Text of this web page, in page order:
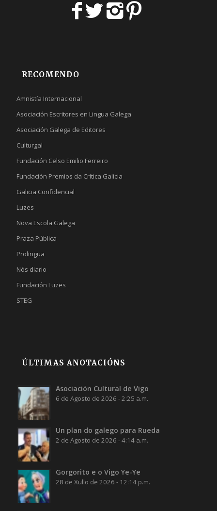
RECOMENDO
Amnistía Internacional
Asociación Escritores en Lingua Galega
Asociación Galega de Editores
Culturgal
Fundación Celso Emilio Ferreiro
Fundación Premios da Crítica Galicia
Galicia Confidencial
Luzes
Nova Escola Galega
Praza Pública
Prolingua
Nós diario
Fundación Luzes
STEG
ÚLTIMAS ANOTACIÓNS
Asociación Cultural de Vigo
6 de Agosto de 2026 - 2:25 a.m.
Un plan do galego para Rueda
2 de Agosto de 2026 - 4:14 a.m.
Gorgorito e o Vigo Ye-Ye
28 de Xullo de 2026 - 12:14 p.m.